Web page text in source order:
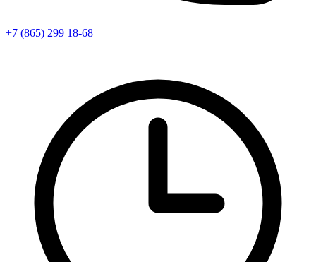
+7 (865) 299 18-68